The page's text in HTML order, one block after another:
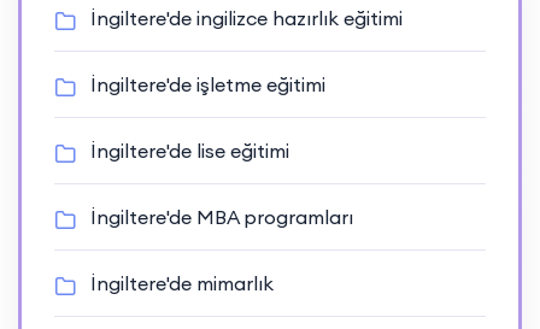
İngiltere'de ingilizce hazırlık eğitimi
İngiltere'de işletme eğitimi
İngiltere'de lise eğitimi
İngiltere'de MBA programları
İngiltere'de mimarlık